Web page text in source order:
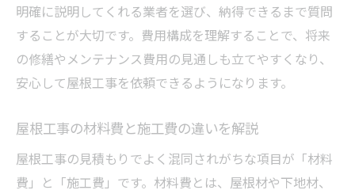
明確に説明してくれる業者を選び、納得できるまで質問
することが大切です。費用構成を理解することで、将来
の修繕やメンテナンス費用の見通しも立てやすくなり、
安心して屋根工事を依頼できるようになります。
屋根工事の材料費と施工費の違いを解説
屋根工事の見積もりでよく混同されがちな項目が「材料
費」と「施工費」です。材料費とは、屋根材や下地材、